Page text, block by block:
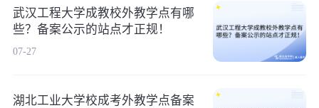
武汉工程大学成教校外教学点有哪
些？备案公示的站点才正规！
07-27
湖北工业大学校成考外教学点备案